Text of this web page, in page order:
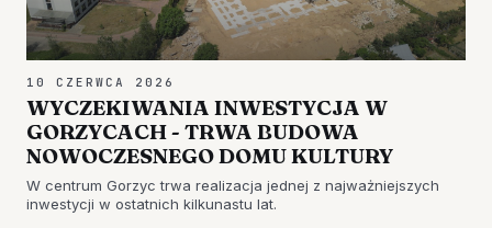
10 CZERWCA 2026
WYCZEKIWANIA INWESTYCJA W
GORZYCACH - TRWA BUDOWA
NOWOCZESNEGO DOMU KULTURY
W centrum Gorzyc trwa realizacja jednej z najważniejszych
inwestycji w ostatnich kilkunastu lat.